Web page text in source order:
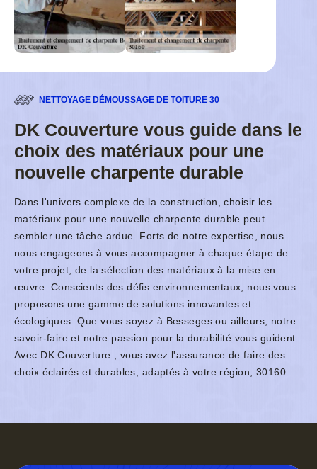
NETTOYAGE DÉMOUSSAGE DE TOITURE 30
DK Couverture vous guide dans le
choix des matériaux pour une
nouvelle charpente durable
Dans l'univers complexe de la construction, choisir les
matériaux pour une nouvelle charpente durable peut
sembler une tâche ardue. Forts de notre expertise, nous
nous engageons à vous accompagner à chaque étape de
votre projet, de la sélection des matériaux à la mise en
œuvre. Conscients des défis environnementaux, nous vous
proposons une gamme de solutions innovantes et
écologiques. Que vous soyez à Besseges ou ailleurs, notre
savoir-faire et notre passion pour la durabilité vous guident.
Avec DK Couverture , vous avez l'assurance de faire des
choix éclairés et durables, adaptés à votre région, 30160.